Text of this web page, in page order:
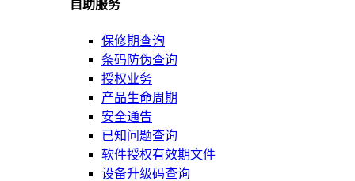
自助服务
保修期查询
条码防伪查询
授权业务
产品生命周期
安全通告
已知问题查询
软件授权有效期文件
设备升级码查询